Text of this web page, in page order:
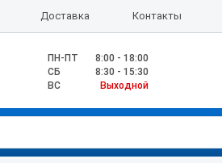
Доставка Контакты
ПН-ПТ
8:00 - 18:00
CБ
8:30 - 15:30
ВС
Выходной